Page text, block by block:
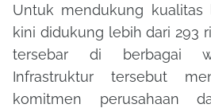
Untuk mendukung kualitas
kini didukung lebih dari 293
tersebar di berbagai
Infrastruktur tersebut
komitmen perusahaan